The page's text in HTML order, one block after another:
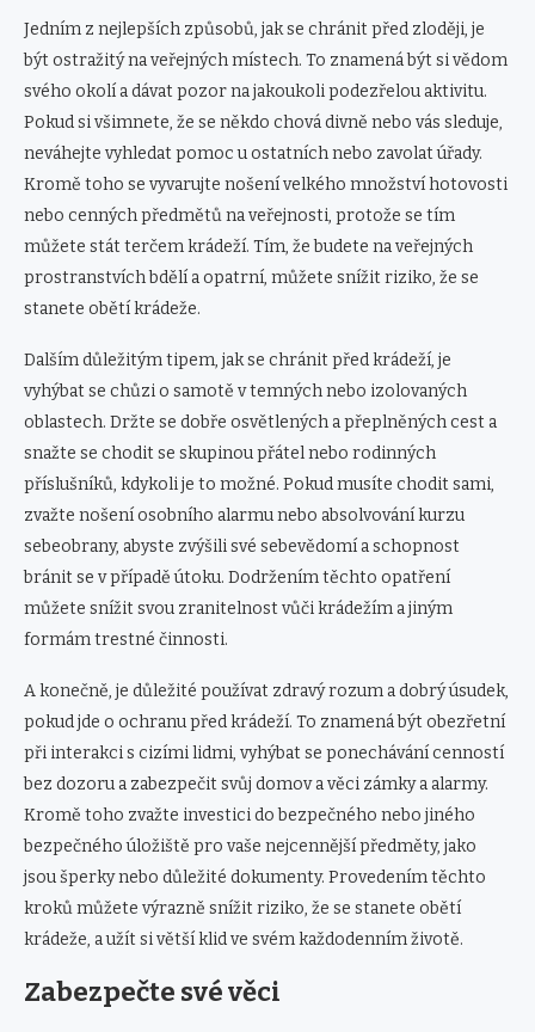
Jedním z nejlepších způsobů, jak se chránit před zloději, je
být ostražitý na veřejných místech. To znamená být si vědom
svého okolí a dávat pozor na jakoukoli podezřelou aktivitu.
Pokud si všimnete, že se někdo chová divně nebo vás sleduje,
neváhejte vyhledat pomoc u ostatních nebo zavolat úřady.
Kromě toho se vyvarujte nošení velkého množství hotovosti
nebo cenných předmětů na veřejnosti, protože se tím
můžete stát terčem krádeží. Tím, že budete na veřejných
prostranstvích bdělí a opatrní, můžete snížit riziko, že se
stanete obětí krádeže.
Dalším důležitým tipem, jak se chránit před krádeží, je
vyhýbat se chůzi o ​​samotě v temných nebo izolovaných
oblastech. Držte se dobře osvětlených a přeplněných cest a
snažte se chodit se skupinou přátel nebo rodinných
příslušníků, kdykoli je to možné. Pokud musíte chodit sami,
zvažte nošení osobního alarmu nebo absolvování kurzu
sebeobrany, abyste zvýšili své sebevědomí a schopnost
bránit se v případě útoku. Dodržením těchto opatření
můžete snížit svou zranitelnost vůči krádežím a jiným
formám trestné činnosti.
A konečně, je důležité používat zdravý rozum a dobrý úsudek,
pokud jde o ochranu před krádeží. To znamená být obezřetní
při interakci s cizími lidmi, vyhýbat se ponechávání cenností
bez dozoru a zabezpečit svůj domov a věci zámky a alarmy.
Kromě toho zvažte investici do bezpečného nebo jiného
bezpečného úložiště pro vaše nejcennější předměty, jako
jsou šperky nebo důležité dokumenty. Provedením těchto
kroků můžete výrazně snížit riziko, že se stanete obětí
krádeže, a užít si větší klid ve svém každodenním životě.
Zabezpečte své věci